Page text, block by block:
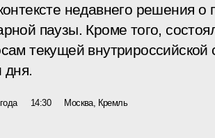
недавнего решения
паузы. Кроме того,
текущей внутрироссийской
дня.
14:30 Москва, Кремль